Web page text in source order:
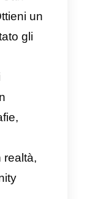
interamente
una
successo
abile nel
generare
e